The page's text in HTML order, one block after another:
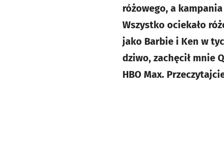
różowego, a
Wszystko ociekało
jako Barbie i Ken w
dziwo, zachęcił mnie
HBO Max.